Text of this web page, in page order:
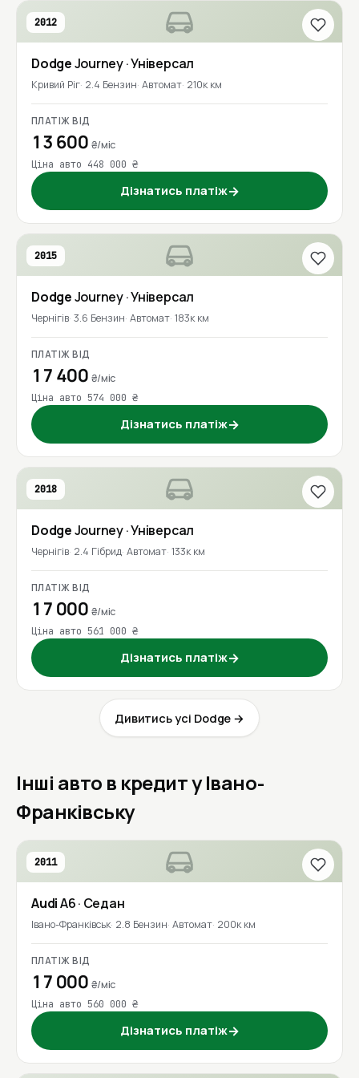
2012
DodgeJourney· Універсал
Кривий Ріг 2.4 Бензин Автомат 210к км
ПЛАТІЖ ВІД
13 600 ₴/міс
Ціна авто 448 000 ₴
Дізнатись платіж→
2015
DodgeJourney· Універсал
Чернігів 3.6 Бензин Автомат 183к км
ПЛАТІЖ ВІД
17 400 ₴/міс
Ціна авто 574 000 ₴
Дізнатись платіж→
2018
DodgeJourney· Універсал
Чернігів 2.4 Гібрид Автомат 133к км
ПЛАТІЖ ВІД
17 000 ₴/міс
Ціна авто 561 000 ₴
Дізнатись платіж→
Дивитись усі Dodge →
Інші авто в кредит у Івано-
Франківську
2011
AudiA6· Седан
Івано-Франківськ 2.8 Бензин Автомат 200к км
ПЛАТІЖ ВІД
17 000 ₴/міс
Ціна авто 560 000 ₴
Дізнатись платіж→